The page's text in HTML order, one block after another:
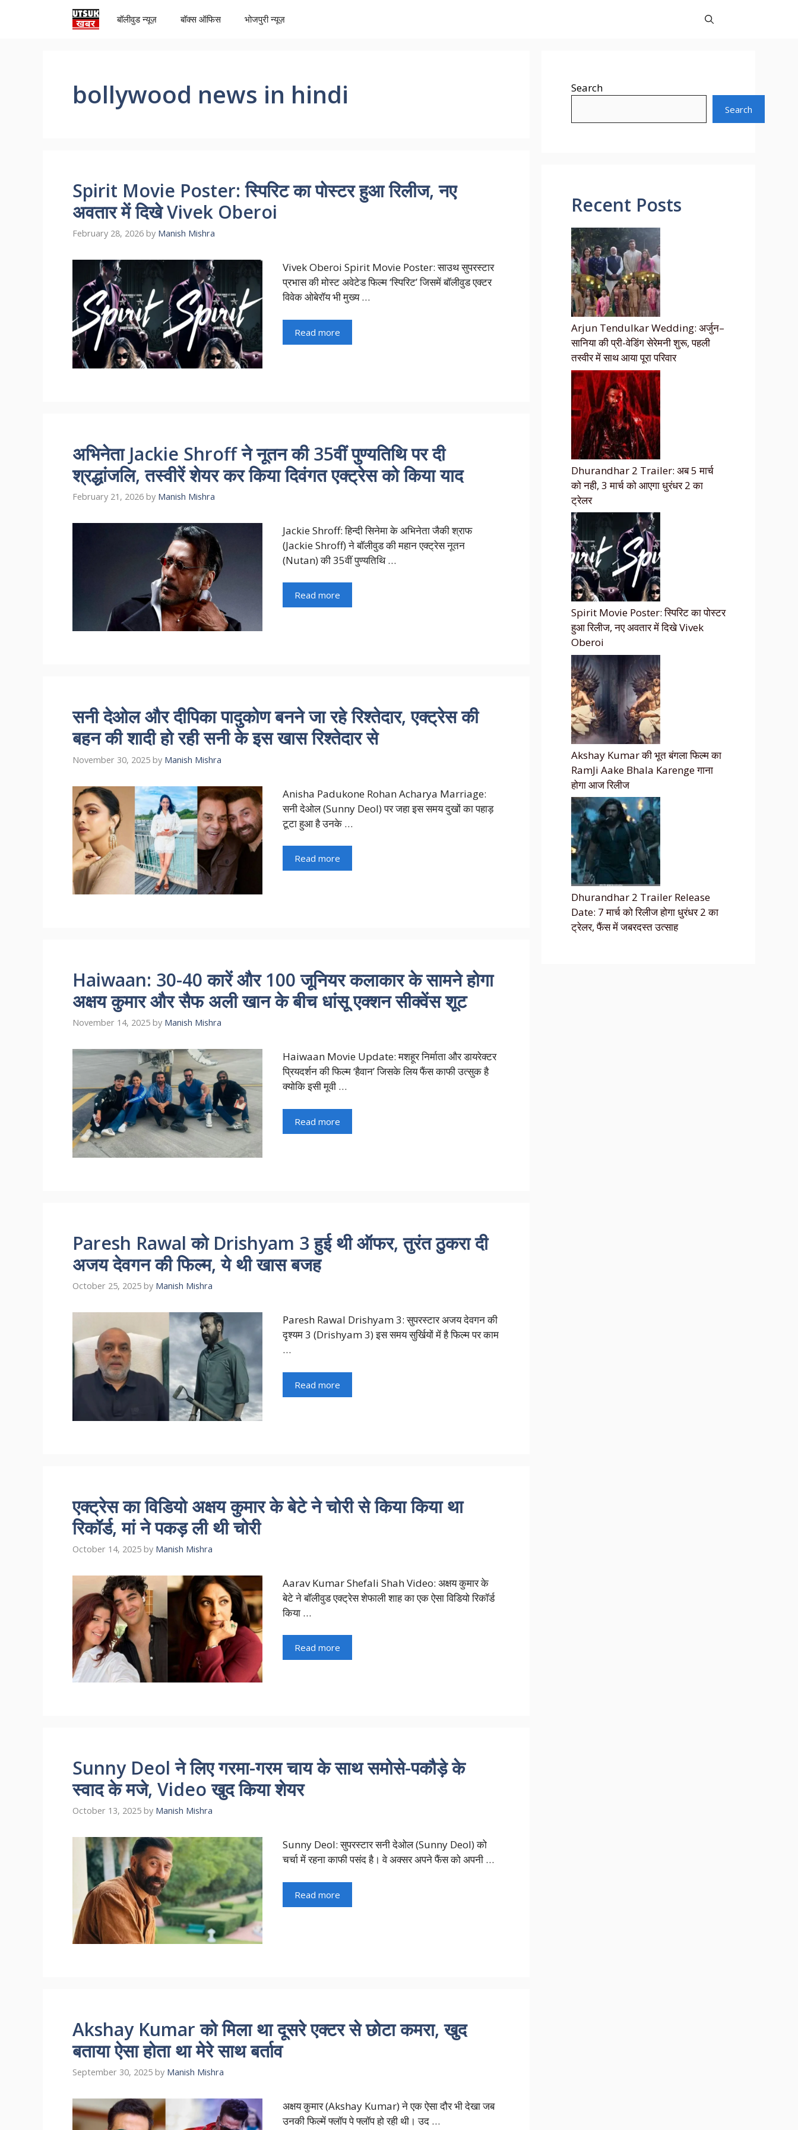
बॉलीवुड न्यूज़ बॉक्स ऑफिस भोजपुरी न्यूज़
bollywood news in hindi
Spirit Movie Poster: स्पिरिट का पोस्टर हुआ रिलीज, नए
अवतार में दिखे Vivek Oberoi
February 28, 2026 by Manish Mishra
Vivek Oberoi Spirit Movie Poster: साउथ सुपरस्टार
प्रभास की मोस्ट अवेटेड फिल्म ‘स्पिरिट’ जिसमें बॉलीवुड एक्टर
विवेक ओबेरॉय भी मुख्य …
Read more
अभिनेता Jackie Shroff ने नूतन की 35वीं पुण्यतिथि पर दी
श्रद्धांजलि, तस्वीरें शेयर कर किया दिवंगत एक्ट्रेस को किया याद
February 21, 2026 by Manish Mishra
Jackie Shroff: हिन्दी सिनेमा के अभिनेता जैकी श्राफ
(Jackie Shroff) ने बॉलीवुड की महान एक्ट्रेस नूतन
(Nutan) की 35वीं पुण्यतिथि …
Read more
सनी देओल और दीपिका पादुकोण बनने जा रहे रिश्तेदार, एक्ट्रेस की
बहन की शादी हो रही सनी के इस खास रिश्तेदार से
November 30, 2025 by Manish Mishra
Anisha Padukone Rohan Acharya Marriage:
सनी देओल (Sunny Deol) पर जहा इस समय दुखों का पहाड़
टूटा हुआ है उनके …
Read more
Haiwaan: 30-40 कारें और 100 जूनियर कलाकार के सामने होगा
अक्षय कुमार और सैफ अली खान के बीच धांसू एक्शन सीक्वेंस शूट
November 14, 2025 by Manish Mishra
Haiwaan Movie Update: मशहूर निर्माता और डायरेक्टर
प्रियदर्शन की फिल्म ‘हैवान’ जिसके लिय फैंस काफी उत्सुक है
क्योकि इसी मूवी …
Read more
Paresh Rawal को Drishyam 3 हुई थी ऑफर, तुरंत ठुकरा दी
अजय देवगन की फिल्म, ये थी खास बजह
October 25, 2025 by Manish Mishra
Paresh Rawal Drishyam 3: सुपरस्टार अजय देवगन की
दृश्यम 3 (Drishyam 3) इस समय सुर्खियों में है फिल्म पर काम
…
Read more
एक्ट्रेस का विडियो अक्षय कुमार के बेटे ने चोरी से किया किया था
रिकॉर्ड, मां ने पकड़ ली थी चोरी
October 14, 2025 by Manish Mishra
Aarav Kumar Shefali Shah Video: अक्षय कुमार के
बेटे ने बॉलीवुड एक्ट्रेस शेफाली शाह का एक ऐसा विडियो रिकॉर्ड
किया …
Read more
Sunny Deol ने लिए गरमा-गरम चाय के साथ समोसे-पकौड़े के
स्वाद के मजे, Video खुद किया शेयर
October 13, 2025 by Manish Mishra
Sunny Deol: सुपरस्टार सनी देओल (Sunny Deol) को
चर्चा में रहना काफी पसंद है। वे अक्सर अपने फैंस को अपनी …
Read more
Akshay Kumar को मिला था दूसरे एक्टर से छोटा कमरा, खुद
बताया ऐसा होता था मेरे साथ बर्ताव
September 30, 2025 by Manish Mishra
अक्षय कुमार (Akshay Kumar) ने एक ऐसा दौर भी देखा जब
उनकी फिल्में फ्लॉप पे फ्लॉप हो रही थी। उद …
Search
Search
Recent Posts
Arjun Tendulkar Wedding: अर्जुन–
सानिया की प्री-वेडिंग सेरेमनी शुरू, पहली
तस्वीर में साथ आया पूरा परिवार
Dhurandhar 2 Trailer: अब 5 मार्च
को नही, 3 मार्च को आएगा धुरंधर 2 का
ट्रेलर
Spirit Movie Poster: स्पिरिट का पोस्टर
हुआ रिलीज, नए अवतार में दिखे Vivek
Oberoi
Akshay Kumar की भूत बंगला फिल्म का
RamJi Aake Bhala Karenge गाना
होगा आज रिलीज
Dhurandhar 2 Trailer Release
Date: 7 मार्च को रिलीज होगा धुरंधर 2 का
ट्रेलर, फैंस में जबरदस्त उत्साह